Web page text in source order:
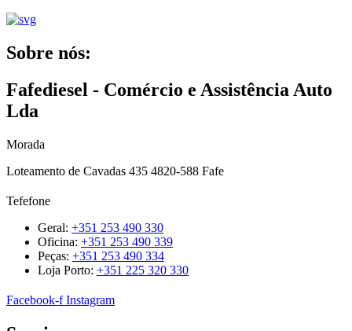
Sobre nós:
Fafediesel - Comércio e Assistência Auto
Lda
Morada
Loteamento de Cavadas 435 4820-588 Fafe
Tefefone
Geral: +351 253 490 330
Oficina: +351 253 490 339
Peças: +351 253 490 334
Loja Porto: +351 225 320 330
Facebook-f Instagram